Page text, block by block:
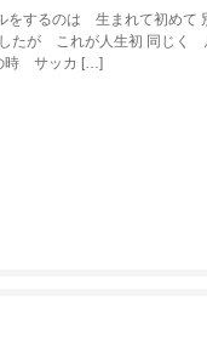
をするのは 生まれて初めて
たが これが人生初 同じく
時 サッカ […]